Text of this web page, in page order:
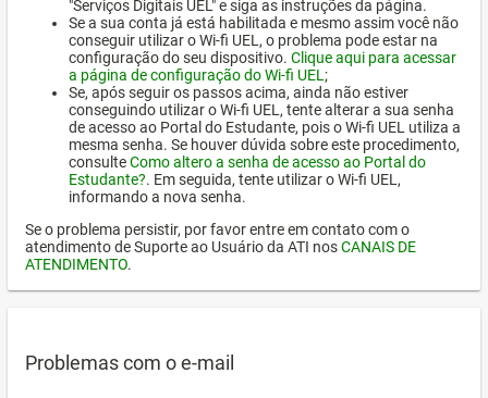
"Serviços Digitais UEL" e siga as instruções da página.
Se a sua conta já está habilitada e mesmo assim você não
conseguir utilizar o Wi-fi UEL, o problema pode estar na
configuração do seu dispositivo. Clique aqui para acessar
a página de configuração do Wi-fi UEL ;
Se, após seguir os passos acima, ainda não estiver
conseguindo utilizar o Wi-fi UEL, tente alterar a sua senha
de acesso ao Portal do Estudante, pois o Wi-fi UEL utiliza a
mesma senha. Se houver dúvida sobre este procedimento,
consulteComo altero a senha de acesso ao Portal do
Estudante?. Em seguida, tente utilizar o Wi-fi UEL,
informando a nova senha.
Se o problema persistir, por favor entre em contato com o
atendimento de Suporte ao Usuário da ATI nosCANAIS DE
ATENDIMENTO.
Problemas com o e-mail